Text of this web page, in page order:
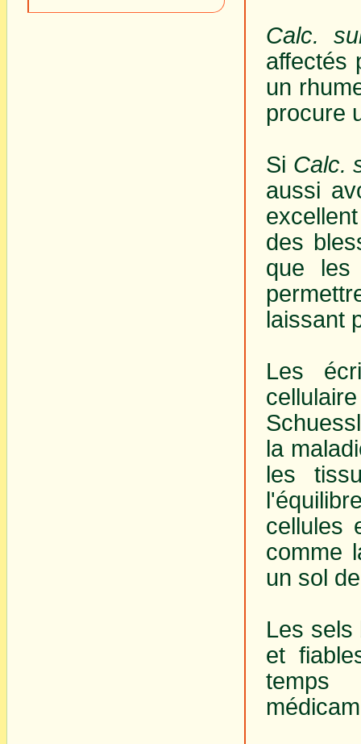
Calc.
affectés
un
procure
Si Calc.
aussi
des
que les
laissant
Les
la
les
cellules
comme
un sol
Les sels
et
temps